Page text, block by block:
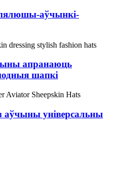
аўчынкі-
апранаюць
шапкі
аўчыны універсальны